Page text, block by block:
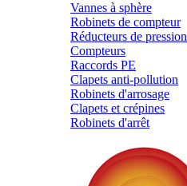
Vannes à sphère
Robinets de compteur
Réducteurs de pression
Compteurs
Raccords PE
Clapets anti-pollution
Robinets d'arrosage
Clapets et crépines
Robinets d'arrêt